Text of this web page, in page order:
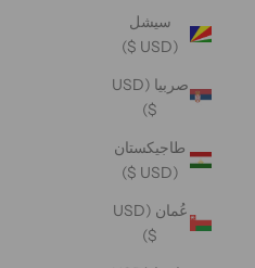
سيشل
(USD $)
صربيا (USD
$)
طاجيكستان
(USD $)
عُمان (USD
$)